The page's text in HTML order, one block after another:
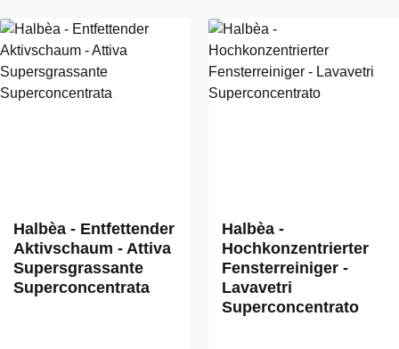
Halbèa - Entfettender
Aktivschaum - Attiva
Supersgrassante
Superconcentrata
Halbèa -
Hochkonzentrierter
Fensterreiniger -
Lavavetri
Superconcentrato